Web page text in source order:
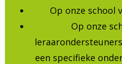
Op onze school
Op onze
een specifieke